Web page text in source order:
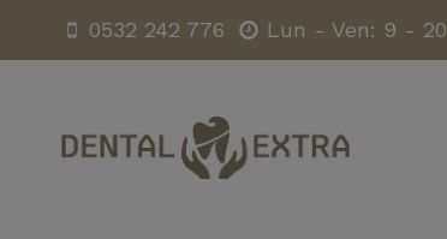
0532 242 776 Lun - Ven: 9 - 20